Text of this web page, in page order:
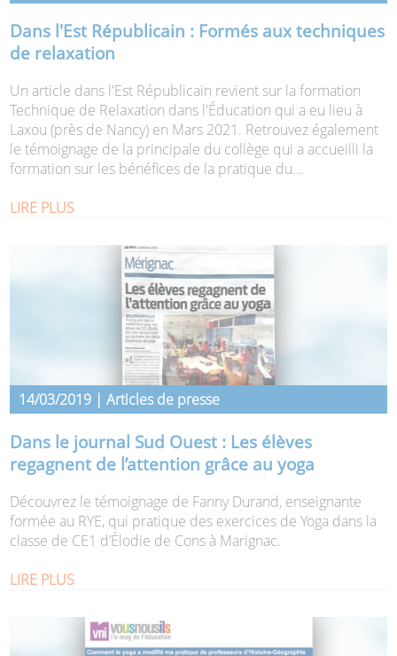
Dans l'Est Républicain : Formés aux techniques
de relaxation
Un article dans l'Est Républicain revient sur la formation
Technique de Relaxation dans l'Éducation qui a eu lieu à
Laxou (près de Nancy) en Mars 2021. Retrouvez également
le témoignage de la principale du collège qui a accueilli la
formation sur les bénéfices de la pratique du...
LIRE PLUS
14/03/2019 | Articles de presse
Dans le journal Sud Ouest : Les élèves
regagnent de l’attention grâce au yoga
Découvrez le témoignage de Fanny Durand, enseignante
formée au RYE, qui pratique des exercices de Yoga dans la
classe de CE1 d’Élodie de Cons à Marignac.
LIRE PLUS